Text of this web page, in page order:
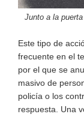
Junto a la
Este tipo de
frecuente en el
por el que se
masivo de
policía o los
respuesta. Una